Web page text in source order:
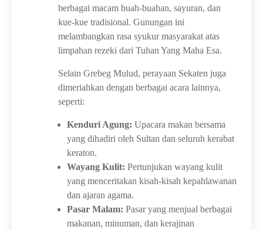
berbagai macam buah-buahan, sayuran, dan
kue-kue tradisional. Gunungan ini
melambangkan rasa syukur masyarakat atas
limpahan rezeki dari Tuhan Yang Maha Esa.
Selain Grebeg Mulud, perayaan Sekaten juga
dimeriahkan dengan berbagai acara lainnya,
seperti:
Kenduri Agung: Upacara makan bersama
yang dihadiri oleh Sultan dan seluruh kerabat
keraton.
Wayang Kulit: Pertunjukan wayang kulit
yang menceritakan kisah-kisah kepahlawanan
dan ajaran agama.
Pasar Malam: Pasar yang menjual berbagai
makanan, minuman, dan kerajinan